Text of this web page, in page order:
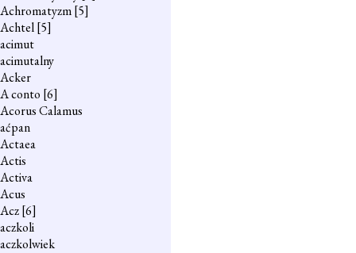
Achromatyzm[5]
Achtel[5]
acimut
acimutalny
Acker
A conto [6]
Acorus Calamus
aćpan
Actaea
Actis
Activa
Acus
Acz[6]
aczkoli
aczkolwiek